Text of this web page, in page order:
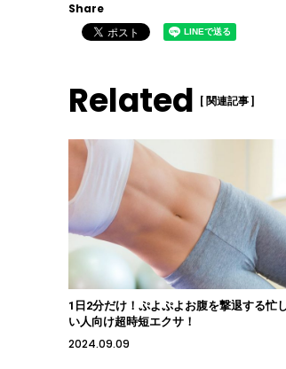
Share
Related [ 関連記事 ]
1日2分だけ！ぷよぷよお腹を撃退する忙
い人向け超時短エクサ！
2024.09.09